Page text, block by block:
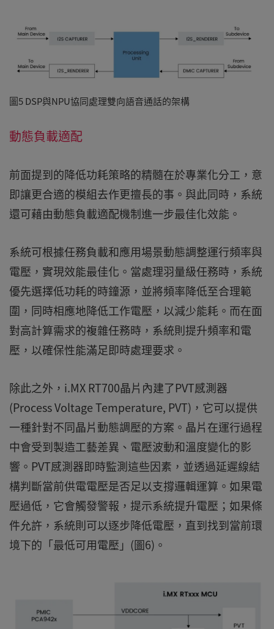
圖5 DSP與NPU協同處理雙向語音通話的架構
動態負載適配
前面提到的降低功耗策略的精髓在於專業化分工，意
即讓更合適的模組去作更擅長的事。與此同時，系統
還可藉由動態負載適配機制進一步最佳化效能。
系統可根據任務負載和應用場景動態調整運行頻率與
電壓，實現效能最佳化。當處理羽量級任務時，系統
優先選擇低功耗的時鐘源，並將頻率降低至合理範
圍，同時相應地降低工作電壓，以減少能耗。而在面
對高計算需求的複雜任務時，系統則提升頻率和電
壓，以確保性能滿足即時處理要求。
除此之外，i.MX RT700晶片內建了PVT感測器
(Process Voltage Temperature, PVT)，它可以提供
一種針對不同晶片動態調壓的方案。晶片在運行過程
中會受到製造工藝差異、電壓波動和溫度變化的影
響。PVT感測器即時監測這些因素，並透過延遲線結
構判斷當前供電電壓是否足以支撐邏輯運算。如果電
壓過低，它會觸發警報，提示系統提升電壓；如果條
件允許，系統則可以逐步降低電壓，直到找到當前環
境下的「最低可用電壓」(圖6)。